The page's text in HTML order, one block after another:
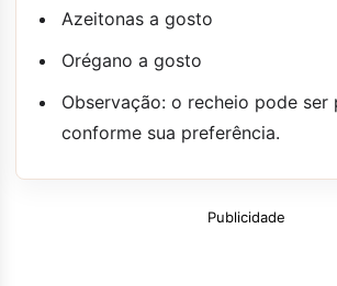
Azeitonas a gosto
Orégano a gosto
Observação: o recheio pode ser
conforme sua preferência.
Publicidade